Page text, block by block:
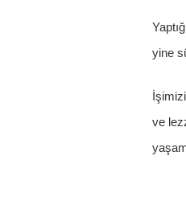
yine
ve